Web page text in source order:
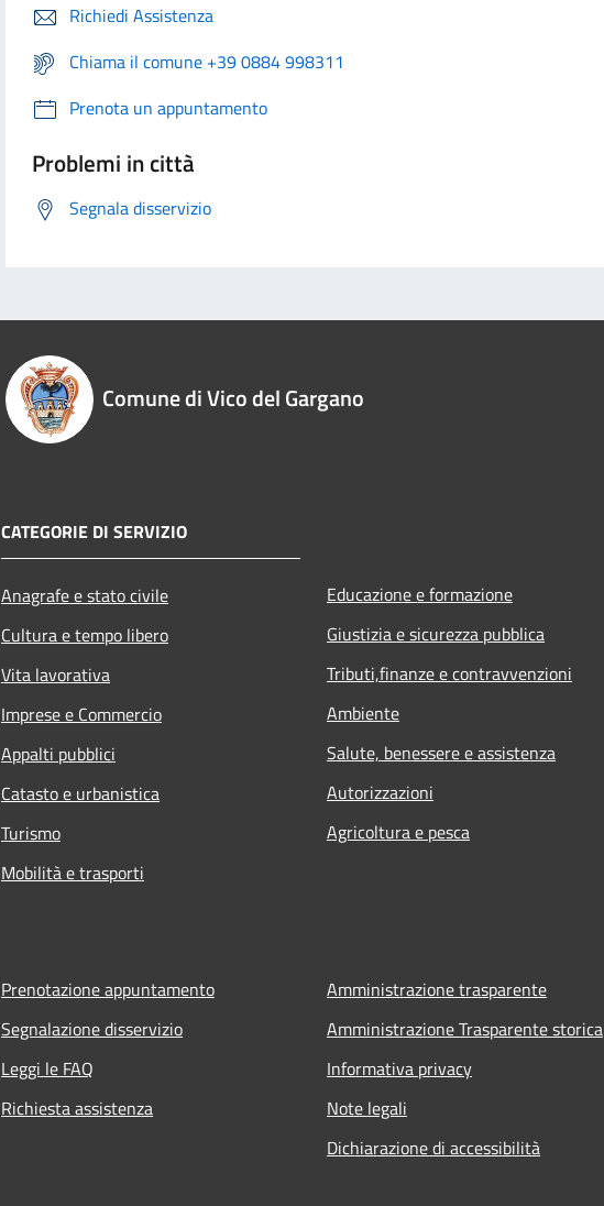
Richiedi Assistenza
Chiama il comune +39 0884 998311
Prenota un appuntamento
Problemi in città
Segnala disservizio
Comune di Vico del Gargano
CATEGORIE DI SERVIZIO
Anagrafe e stato civile
Cultura e tempo libero
Vita lavorativa
Imprese e Commercio
Appalti pubblici
Catasto e urbanistica
Turismo
Mobilità e trasporti
Educazione e formazione
Giustizia e sicurezza pubblica
Tributi,finanze e contravvenzioni
Ambiente
Salute, benessere e assistenza
Autorizzazioni
Agricoltura e pesca
Prenotazione appuntamento
Segnalazione disservizio
Leggi le FAQ
Richiesta assistenza
Amministrazione trasparente
Amministrazione Trasparente storica
Informativa privacy
Note legali
Dichiarazione di accessibilità